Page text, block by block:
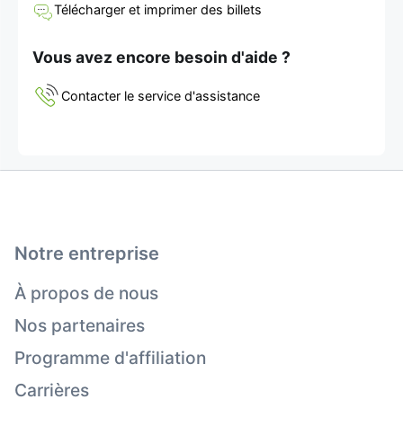
Télécharger et imprimer des billets
Vous avez encore besoin d'aide ?
Contacter le service d'assistance
Notre entreprise
À propos de nous
Nos partenaires
Programme d'affiliation
Carrières